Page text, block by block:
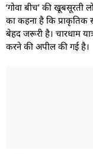
‘गोवा बीच’ की खूबसूरती
का कहना है कि प्राकृतिक
बेहद जरूरी है। चारधाम
करने की अपील की गई है।